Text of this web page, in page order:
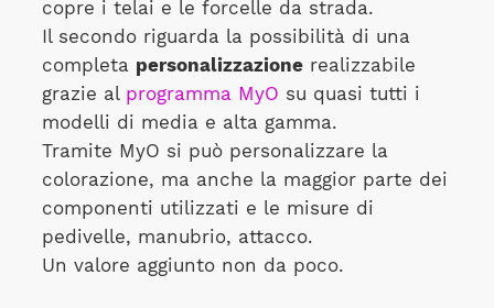
copre i telai e le forcelle da strada.
Il secondo riguarda la possibilità di una
completa personalizzazionerealizzabile
grazie al programma MyO su quasi tutti i
modelli di media e alta gamma.
Tramite MyO si può personalizzare la
colorazione, ma anche la maggior parte dei
componenti utilizzati e le misure di
pedivelle, manubrio, attacco.
Un valore aggiunto non da poco.